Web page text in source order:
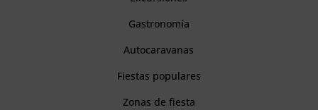
Gastronomía
Autocaravanas
Fiestas populares
Zonas de fiesta